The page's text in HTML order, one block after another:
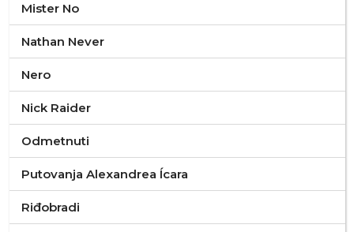
Mister No
Nathan Never
Nero
Nick Raider
Odmetnuti
Putovanja Alexandrea Ícara
Riđobradi